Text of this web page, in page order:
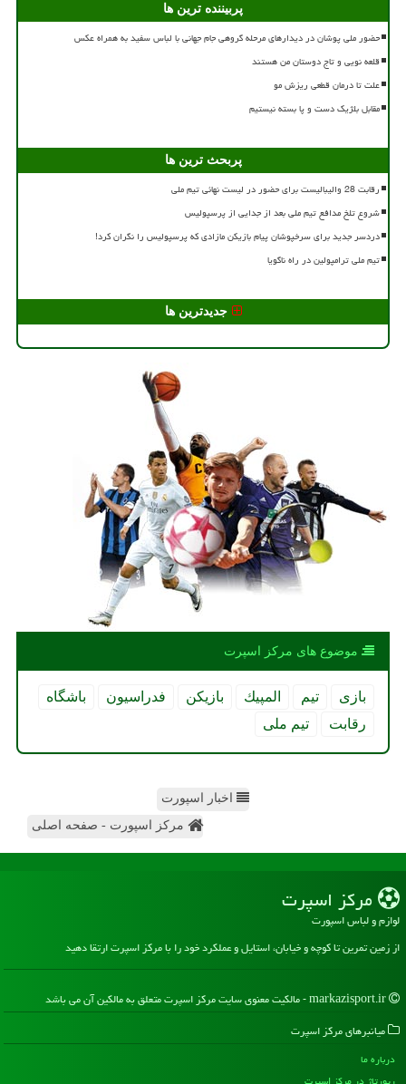
پربیننده ترین ها
حضور ملی پوشان در دیدارهای مرحله گروهی جام جهانی با لباس سفید به همراه عکس
قلعه نویی و تاج دوستان من هستند
علت تا درمان قطعی ریزش مو
مقابل بلژیک دست و پا بسته نیستیم
پربحث ترین ها
رقابت 28 والیبالیست برای حضور در لیست نهائی تیم ملی
شروع تلخ مدافع تیم ملی بعد از جدایی از پرسپولیس
دردسر جدید برای سرخپوشان پیام بازیکن مازادی که پرسپولیس را نگران کرد!
تیم ملی ترامپولین در راه ناگویا
جدیدترین ها
موضوع های مركز اسپرت
بازی تیم المپیك بازیكن فدراسیون
باشگاه
رقابت
تیم ملی
اخبار اسپورت
مرکز اسپورت - صفحه اصلی
مركز اسپرت
لوازم و لباس اسپورت
از زمین تمرین تا کوچه و خیابان، استایل و عملکرد خود را با مرکز اسپرت ارتقا دهید
میانبرهای مركز اسپرت
درباره ما